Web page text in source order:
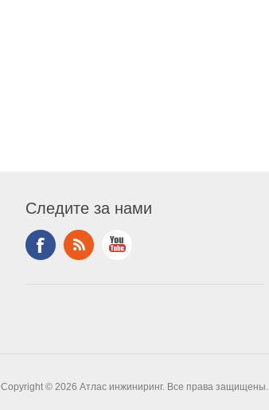
Следите за нами
Copyright © 2026 Атлас инжиниринг. Все права защищены.